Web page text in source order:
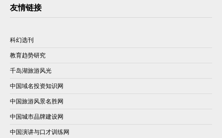
友情链接
科幻选刊
教育趋势研究
千岛湖旅游风光
中国域名投资知识网
中国旅游风景名胜网
中国城市品牌建设网
中国演讲与口才训练网